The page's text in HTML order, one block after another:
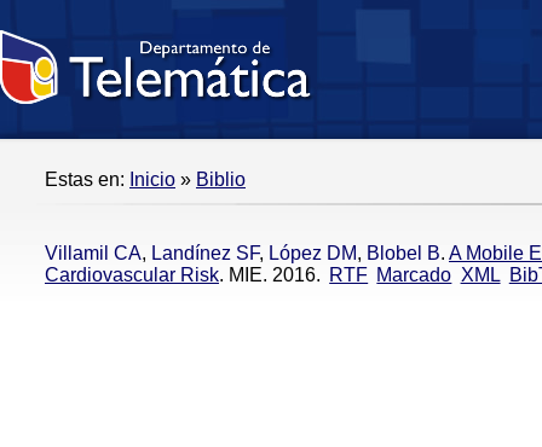
Estas en: Inicio » Biblio
Villamil CA, Landínez SF, López DM, Blobel B. A Mobile
Cardiovascular Risk. MIE. 2016. RTF Marcado XML